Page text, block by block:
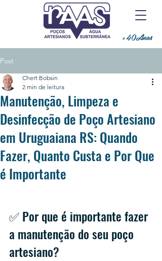
+40Anos
Post
Manutenção, Limpeza e
Desinfecção de Poço Artesiano
em Uruguaiana RS: Quando
Fazer, Quanto Custa e Por Que
é Importante
Chert Bobsin
2 min de leitura
✅ Por que é importante fazer
a manutenção do seu poço
artesiano?